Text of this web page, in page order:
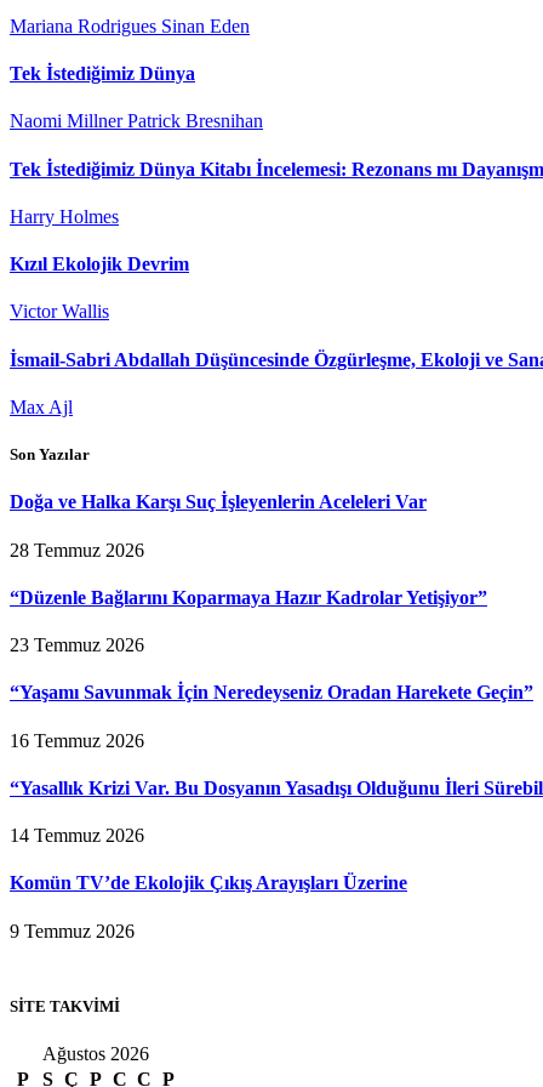
Mariana Rodrigues Sinan Eden
Tek İstediğimiz Dünya
Naomi Millner Patrick Bresnihan
Tek İstediğimiz Dünya Kitabı İncelemesi: Rezonans mı
Harry Holmes
Kızıl Ekolojik Devrim
Victor Wallis
İsmail-Sabri Abdallah Düşüncesinde Özgürleşme, Ekoloji ve
Max Ajl
Son Yazılar
Doğa ve Halka Karşı Suç İşleyenlerin Aceleleri Var
28 Temmuz 2026
“Düzenle Bağlarını Koparmaya Hazır Kadrolar Yetişiyor”
23 Temmuz 2026
“Yaşamı Savunmak İçin Neredeyseniz Oradan Harekete Geçin”
16 Temmuz 2026
“Yasallık Krizi Var. Bu Dosyanın Yasadışı Olduğunu İleri
14 Temmuz 2026
Komün TV’de Ekolojik Çıkış Arayışları Üzerine
9 Temmuz 2026
SİTE TAKVİMİ
Ağustos 2026
P
S Ç P C C P